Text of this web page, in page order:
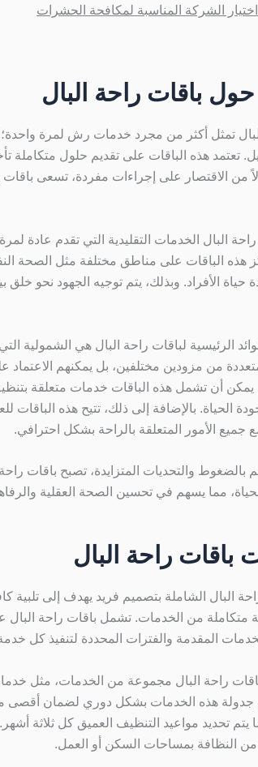
الشركة المناسبة لمكافحة الحشرات
باقات راحة البال
تمثل أكثر من مجرد خدمات رش لمرة واحدة؛
تعتمد هذه الباقات على تقديم حلول متكاملة
من الاقتصار على إجراءات مفردة، تسعى باقات
البال الخدمات التقليدية التي تقدم عادة
هذه الباقات على مناطق مختلفة مثل الصحة
حياة الأفراد. وبذلك، يتم توجيه الجهود نحو
الرئيسية لباقات راحة البال هي الشمولية
من مزودين مختلفين، بل يمكنهم الاعتماد
يمكن أن تشمل هذه الباقات خدمات متعلقة
الحياة. بالإضافة إلى ذلك، تتيح هذه الباقات
جميع الأمور المتعلقة بالراحة بشكل احترافي.
والتحديات المتزايدة، تصبح باقات راحة
مما يسهم في تحسين الصحة العقلية
باقات راحة البال
البال الشاملة بتصميم فريد يهدف إلى تلبية
من الخدمات. تشمل باقات راحة البال
المقدمة والفترات المحددة لتنفيذ كل
راحة البال مجموعة من الخدمات، مثل
جدولة هذه الخدمات بشكل دوري لضمان أقصى
يتم تحديد مواعيد التنظيف العميق كل ثلاثة
النظافة بمساحات السكن أو العمل.